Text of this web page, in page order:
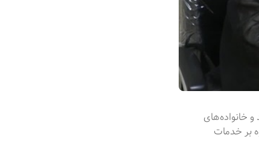
هزار و ۲۰۰ نفر از طلاب، اساتید و خانواده‌های
بر خدمات